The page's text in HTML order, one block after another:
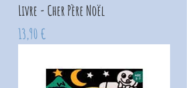
Livre - Cher Père Noël
Prix
13,90 €